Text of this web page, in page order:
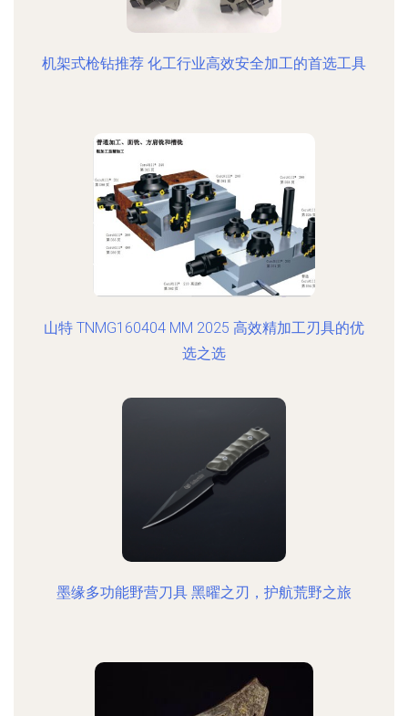
机架式枪钻推荐 化工行业高效安全加工的首选工具
山特 TNMG160404 MM 2025 高效精加工刃具的优
选之选
墨缘多功能野营刀具 黑曜之刃，护航荒野之旅